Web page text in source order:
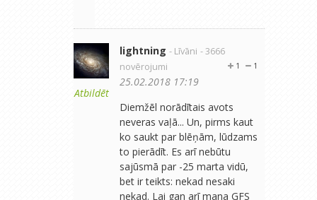
Atbildēt
lightning - Līvāni - 3666
novērojumi
1
1
25.02.2018 17:19
Diemžēl norādītais avots
neveras vaļā... Un, pirms kaut
ko saukt par blēņām, lūdzams
to pierādīt. Es arī nebūtu
sajūsmā par -25 marta vidū,
bet ir teikts: nekad nesaki
nekad. Lai gan arī mana GFS